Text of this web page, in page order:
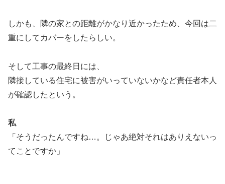
しかも、隣の家との距離がかなり近かったため、今回は二
重にしてカバーをしたらしい。
そして工事の最終日には、
隣接している住宅に被害がいっていないかなど責任者本人
が確認したという。
私
「そうだったんですね…。じゃあ絶対それはありえないっ
てことですか」